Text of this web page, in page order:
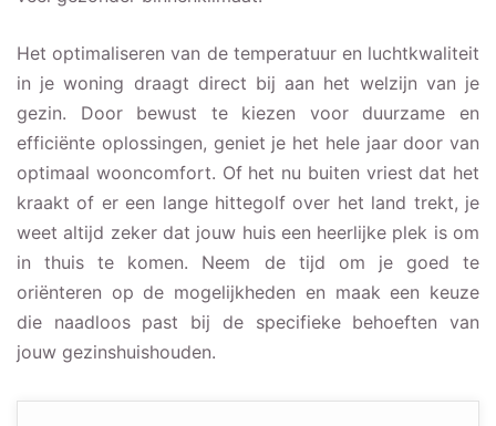
Het optimaliseren van de temperatuur en luchtkwaliteit
in je woning draagt direct bij aan het welzijn van je
gezin. Door bewust te kiezen voor duurzame en
efficiënte oplossingen, geniet je het hele jaar door van
optimaal wooncomfort. Of het nu buiten vriest dat het
kraakt of er een lange hittegolf over het land trekt, je
weet altijd zeker dat jouw huis een heerlijke plek is om
in thuis te komen. Neem de tijd om je goed te
oriënteren op de mogelijkheden en maak een keuze
die naadloos past bij de specifieke behoeften van
jouw gezinshuishouden.